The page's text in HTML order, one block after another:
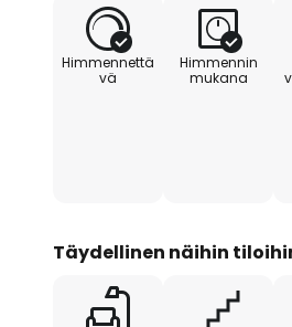
myös
Himmennettä
vä
Himmennin
mukana
Täydellinen näihin